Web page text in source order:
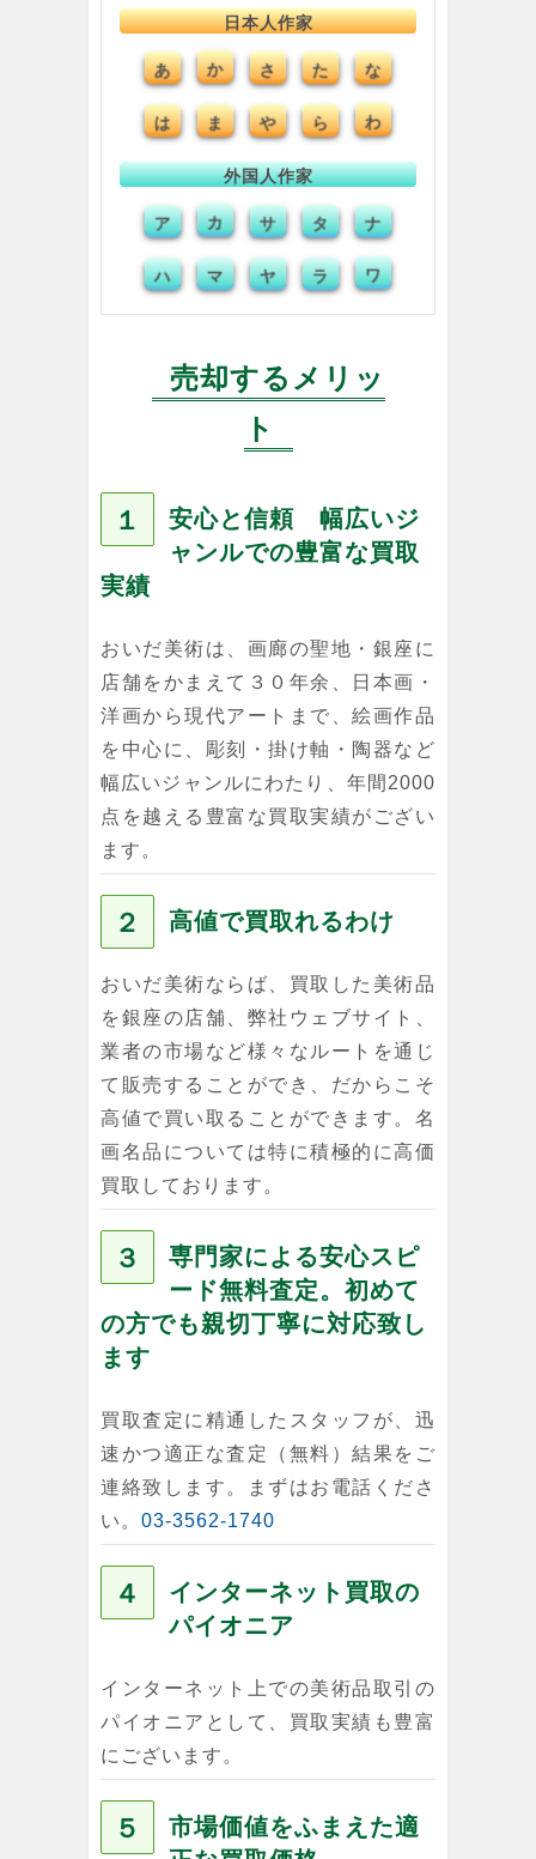
日本人作家
あ か さ た な
は ま や ら わ
外国人作家
ア カ サ タ ナ
ハ マ ヤ ラ ワ
売却するメリッ
ト
１
安心と信頼 幅広いジ
ャンルでの豊富な買取
実績
おいだ美術は、画廊の聖地・銀座に
店舗をかまえて３０年余、日本画・
洋画から現代アートまで、絵画作品
を中心に、彫刻・掛け軸・陶器など
幅広いジャンルにわたり、年間2000
点を越える豊富な買取実績がござい
ます。
２ 高値で買取れるわけ
おいだ美術ならば、買取した美術品
を銀座の店舗、弊社ウェブサイト、
業者の市場など様々なルートを通じ
て販売することができ、だからこそ
高値で買い取ることができます。名
画名品については特に積極的に高価
買取しております。
３
専門家による安心スピ
ード無料査定。初めて
の方でも親切丁寧に対応致し
ます
買取査定に精通したスタッフが、迅
速かつ適正な査定（無料）結果をご
連絡致します。まずはお電話くださ
い。 03-3562-1740
４
インターネット買取の
パイオニア
インターネット上での美術品取引の
パイオニアとして、買取実績も豊富
にございます。
５
市場価値をふまえた適